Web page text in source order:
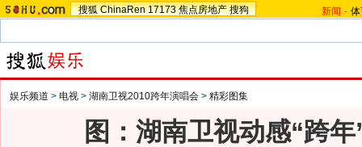
搜狐 ChinaRen 17173 焦点房地产 搜狗 新闻 -
娱乐频道 > 电视 > 湖南卫视2010跨年演唱会 > 精彩图集
图：湖南卫视动感“跨